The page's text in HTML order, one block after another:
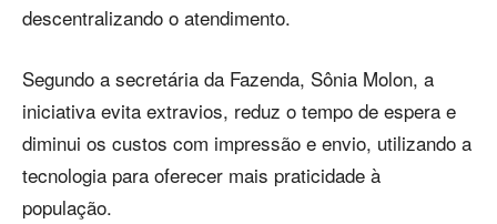
descentralizando o atendimento.
Segundo a secretária da Fazenda, Sônia Molon, a
iniciativa evita extravios, reduz o tempo de espera e
diminui os custos com impressão e envio, utilizando a
tecnologia para oferecer mais praticidade à
população.